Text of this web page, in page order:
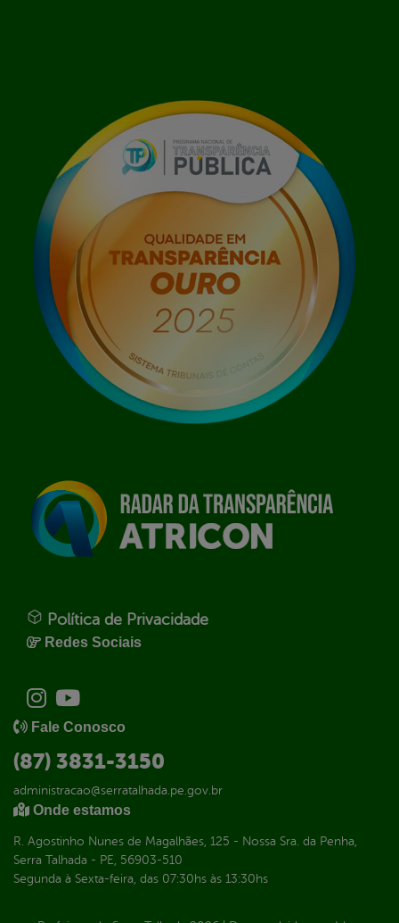
Política de Privacidade
Redes Sociais
Fale Conosco
(87) 3831-3150
administracao@serratalhada.pe.gov.br
Onde estamos
R. Agostinho Nunes de Magalhães, 125 - Nossa Sra. da Penha,
Serra Talhada - PE, 56903-510
Segunda à Sexta-feira, das 07:30hs às 13:30hs